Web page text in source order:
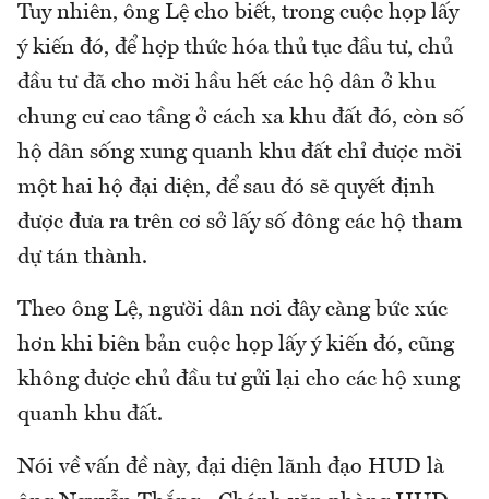
Tuy nhiên, ông Lệ cho biết, trong cuộc họp lấy
ý kiến đó, để hợp thức hóa thủ tục đầu tư, chủ
đầu tư đã cho mời hầu hết các hộ dân ở khu
chung cư cao tầng ở cách xa khu đất đó, còn số
hộ dân sống xung quanh khu đất chỉ được mời
một hai hộ đại diện, để sau đó sẽ quyết định
được đưa ra trên cơ sở lấy số đông các hộ tham
dự tán thành.
Theo ông Lệ, người dân nơi đây càng bức xúc
hơn khi biên bản cuộc họp lấy ý kiến đó, cũng
không được chủ đầu tư gửi lại cho các hộ xung
quanh khu đất.
Nói về vấn đề này, đại diện lãnh đạo HUD là